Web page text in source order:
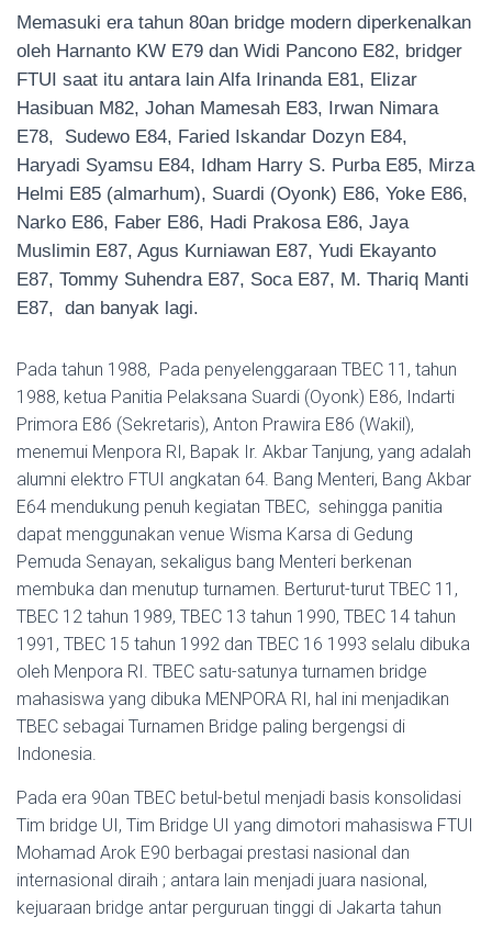
Memasuki era tahun 80an bridge modern diperkenalkan
oleh Harnanto KW E79 dan Widi Pancono E82, bridger
FTUI saat itu antara lain Alfa Irinanda E81, Elizar
Hasibuan M82, Johan Mamesah E83, Irwan Nimara
E78, Sudewo E84, Faried Iskandar Dozyn E84,
Haryadi Syamsu E84, Idham Harry S. Purba E85, Mirza
Helmi E85 (almarhum), Suardi (Oyonk) E86, Yoke E86,
Narko E86, Faber E86, Hadi Prakosa E86, Jaya
Muslimin E87, Agus Kurniawan E87, Yudi Ekayanto
E87, Tommy Suhendra E87, Soca E87, M. Thariq Manti
E87, dan banyak lagi.
Pada tahun 1988, Pada penyelenggaraan TBEC 11, tahun
1988, ketua Panitia Pelaksana Suardi (Oyonk) E86, Indarti
Primora E86 (Sekretaris), Anton Prawira E86 (Wakil),
menemui Menpora RI, Bapak Ir. Akbar Tanjung, yang adalah
alumni elektro FTUI angkatan 64. Bang Menteri, Bang Akbar
E64 mendukung penuh kegiatan TBEC, sehingga panitia
dapat menggunakan venue Wisma Karsa di Gedung
Pemuda Senayan, sekaligus bang Menteri berkenan
membuka dan menutup turnamen. Berturut-turut TBEC 11,
TBEC 12 tahun 1989, TBEC 13 tahun 1990, TBEC 14 tahun
1991, TBEC 15 tahun 1992 dan TBEC 16 1993 selalu dibuka
oleh Menpora RI. TBEC satu-satunya turnamen bridge
mahasiswa yang dibuka MENPORA RI, hal ini menjadikan
TBEC sebagai Turnamen Bridge paling bergengsi di
Indonesia.
Pada era 90an TBEC betul-betul menjadi basis konsolidasi
Tim bridge UI, Tim Bridge UI yang dimotori mahasiswa FTUI
Mohamad Arok E90 berbagai prestasi nasional dan
internasional diraih ; antara lain menjadi juara nasional,
kejuaraan bridge antar perguruan tinggi di Jakarta tahun